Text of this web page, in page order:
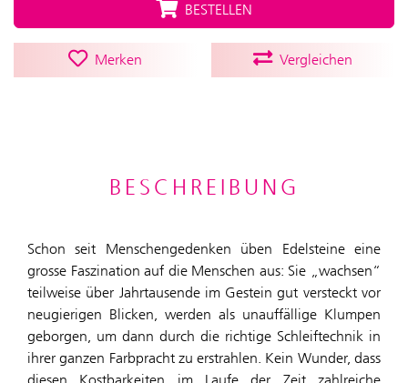
BESTELLEN
Merken Vergleichen
BESCHREIBUNG
Schon seit Menschengedenken üben Edelsteine eine
grosse Faszination auf die Menschen aus: Sie „wachsen“
teilweise über Jahrtausende im Gestein gut versteckt vor
neugierigen Blicken, werden als unauffällige Klumpen
geborgen, um dann durch die richtige Schleiftechnik in
ihrer ganzen Farbpracht zu erstrahlen. Kein Wunder, dass